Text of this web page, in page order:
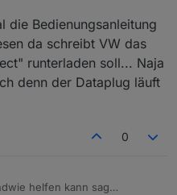
die Bedienungsanleitung
da schreibt VW das
runterladen soll... Naja
denn der Dataplug läuft
0
helfen kann sag